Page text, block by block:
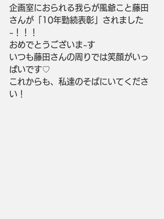
企画室におられる我らが風爺こと藤田
さんが「10年勤続表彰」されました
~！！！
おめでとうございま~す
いつも藤田さんの周りでは笑顔がいっ
ぱいです♡
これからも、私達のそばにいてくださ
い！